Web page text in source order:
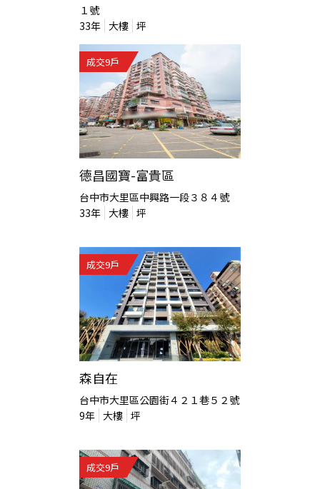
１號
33年 大樓 坪
成交9戶
德昌國寶-富貴區
台中市大里區中興路一段３８４號
33年 大樓 坪
成交9戶
森自在
台中市大里區公園街４２１巷５２號
9年 大樓 坪
成交9戶